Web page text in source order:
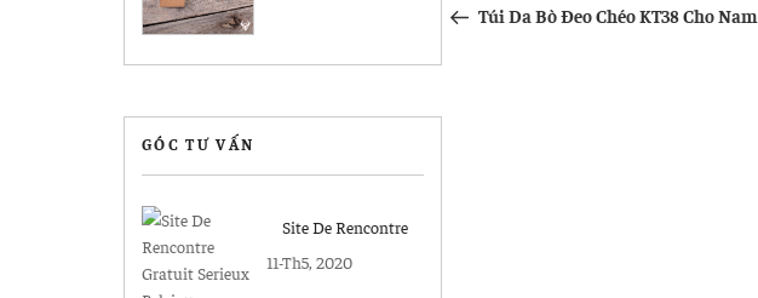
hướng
cũ
Túi Da Bò Đeo Chéo KT38 Cho Nam
GÓC TƯ VẤN
Site De Rencontre
Gratuit Serieux
11-Th5, 2020